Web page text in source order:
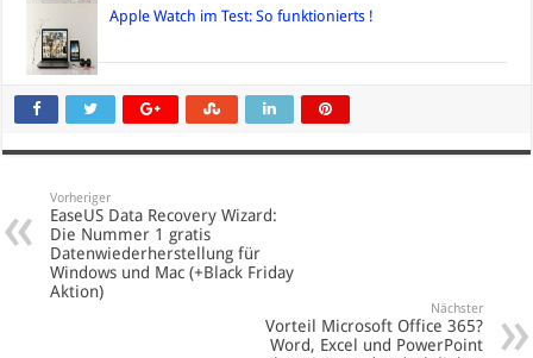
Apple Watch im Test: So funktionierts !
Vorheriger
EaseUS Data Recovery Wizard:
Die Nummer 1 gratis
Datenwiederherstellung für
Windows und Mac (+Black Friday
Aktion)
Nächster
Vorteil Microsoft Office 365?
Word, Excel und PowerPoint